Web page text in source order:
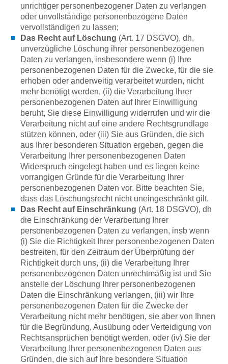
unrichtiger personenbezogener Daten zu verlangen
oder unvollständige personenbezogene Daten
vervollständigen zu lassen;
Das Recht auf Löschung (Art. 17 DSGVO), dh,
unverzügliche Löschung ihrer personenbezogenen
Daten zu verlangen, insbesondere wenn (i) Ihre
personenbezogenen Daten für die Zwecke, für die sie
erhoben oder anderweitig verarbeitet wurden, nicht
mehr benötigt werden, (ii) die Verarbeitung Ihrer
personenbezogenen Daten auf Ihrer Einwilligung
beruht, Sie diese Einwilligung widerrufen und wir die
Verarbeitung nicht auf eine andere Rechtsgrundlage
stützen können, oder (iii) Sie aus Gründen, die sich
aus Ihrer besonderen Situation ergeben, gegen die
Verarbeitung Ihrer personenbezogenen Daten
Widerspruch eingelegt haben und es liegen keine
vorrangigen Gründe für die Verarbeitung Ihrer
personenbezogenen Daten vor. Bitte beachten Sie,
dass das Löschungsrecht nicht uneingeschränkt gilt.
Das Recht auf Einschränkung (Art. 18 DSGVO), dh
die Einschränkung der Verarbeitung Ihrer
personenbezogenen Daten zu verlangen, insb wenn
(i) Sie die Richtigkeit Ihrer personenbezogenen Daten
bestreiten, für den Zeitraum der Überprüfung der
Richtigkeit durch uns, (ii) die Verarbeitung Ihrer
personenbezogenen Daten unrechtmäßig ist und Sie
anstelle der Löschung Ihrer personenbezogenen
Daten die Einschränkung verlangen, (iii) wir Ihre
personenbezogenen Daten für die Zwecke der
Verarbeitung nicht mehr benötigen, sie aber von Ihnen
für die Begründung, Ausübung oder Verteidigung von
Rechtsansprüchen benötigt werden, oder (iv) Sie der
Verarbeitung Ihrer personenbezogenen Daten aus
Gründen, die sich auf Ihre besondere Situation